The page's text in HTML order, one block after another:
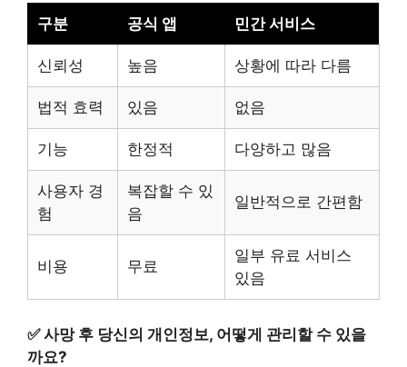
구분 공식 앱 민간 서비스
신뢰성 높음 상황에 따라 다름
법적 효력 있음 없음
기능 한정적 다양하고 많음
사용자 경
험
복잡할 수 있
음
일반적으로 간편함
비용 무료
일부 유료 서비스
있음
✅사망 후 당신의 개인정보, 어떻게 관리할 수 있을
까요?